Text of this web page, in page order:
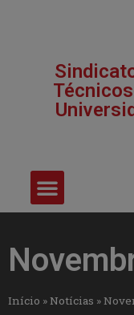
Início »Notícias »